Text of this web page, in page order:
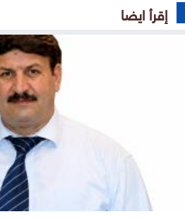
إقرأ ايضا